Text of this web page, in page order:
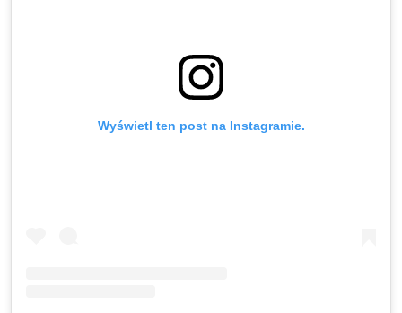
Wyświetl ten post na Instagramie.